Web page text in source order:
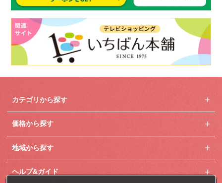
カテゴリから探す
価格から探す
地域から探す
ヘルプ&ガイド